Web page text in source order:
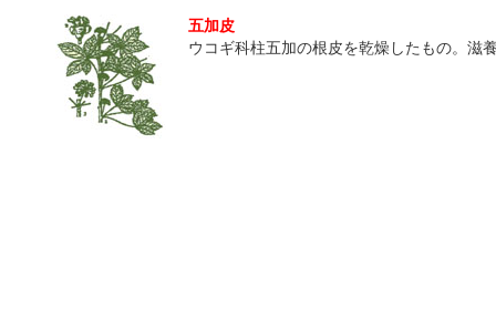
五加皮
ウコギ科柱五加の根皮を乾燥したもの。滋